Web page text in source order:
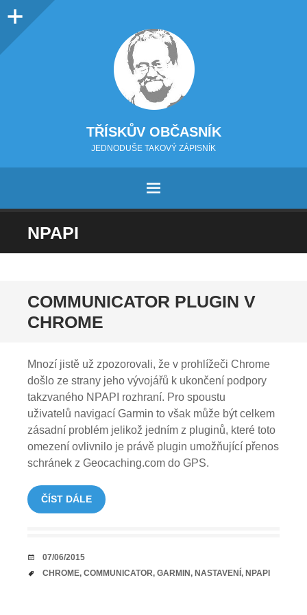
Sidebar
TŘÍSKŮV OBČASNÍK
JEDNODUŠE TAKOVÝ ZÁPISNÍK
PŘEJÍT NA OBSAH
NPAPI
COMMUNICATOR PLUGIN V
CHROME
Mnozí jistě už zpozorovali, že v prohlížeči Chrome
došlo ze strany jeho vývojářů k ukončení podpory
takzvaného NPAPI rozhraní. Pro spoustu
uživatelů navigací Garmin to však může být celkem
zásadní problém jelikož jedním z pluginů, které toto
omezení ovlivnilo je právě plugin umožňující přenos
schránek z Geocaching.com do GPS.
ČÍST DÁLE
DATUM
07/06/2015
TAGY
CHROME, COMMUNICATOR, GARMIN, NASTAVENÍ , NPAPI